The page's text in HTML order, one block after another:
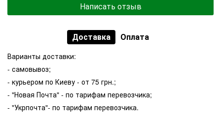
Написать отзыв
Доставка Оплата
Варианты доставки:
- самовывоз;
- курьером по Киеву - от 75 грн.;
- "Новая Почта" - по тарифам перевозчика;
- "Укрпочта"- по тарифам перевозчика.